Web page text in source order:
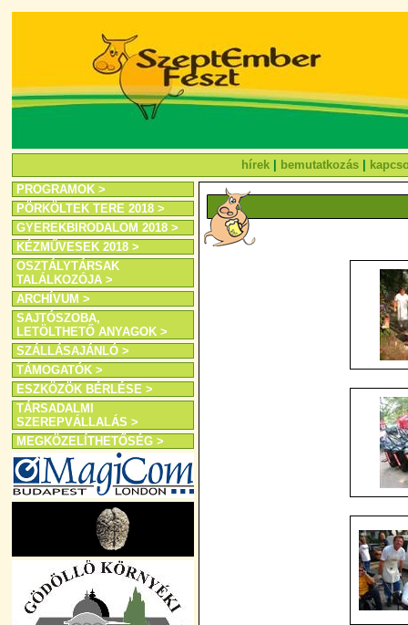
hírek bemutatkozás
PROGRAMOK >
PÖRKÖLTEK TERE 2018 >
GYEREKBIRODALOM 2018 >
KÉZMŰVESEK 2018 >
OSZTÁLYTÁRSAK
TALÁLKOZÓJA >
ARCHÍVUM >
SAJTÓSZOBA,
LETÖLTHETŐ ANYAGOK >
SZÁLLÁSAJÁNLÓ >
TÁMOGATÓK >
ESZKÖZÖK BÉRLÉSE >
TÁRSADALMI
SZEREPVÁLLALÁS >
MEGKÖZELÍTHETŐSÉG >